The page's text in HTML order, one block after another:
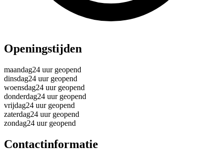
Openingstijden
maandag24 uur geopend
dinsdag24 uur geopend
woensdag24 uur geopend
donderdag24 uur geopend
vrijdag24 uur geopend
zaterdag24 uur geopend
zondag24 uur geopend
Contactinformatie